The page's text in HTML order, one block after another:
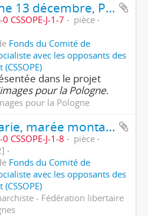
Dimanche 13 décembre, Pologne
CSSOPE-J-1-7
pièce
Fonds du Comité de
avec les opposants des
dans le projet
pour la Pologne.
pour la Pologne
La barbarie, marée montante, écumait sur la Pologne...
CSSOPE-J-1-8
pièce
Fonds du Comité de
avec les opposants des
- Fédération libertaire